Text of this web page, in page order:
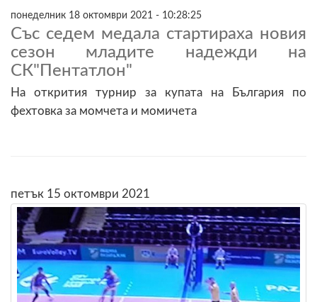
понеделник 18 октомври 2021 - 10:28:25
Със седем медала стартираха новия
сезон младите надежди на
СК"Пентатлон"
На открития турнир за купата на България по
фехтовка за момчета и момичета
петък 15 октомври 2021